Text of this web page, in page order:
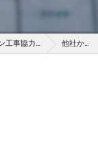
協力業者様募集 他社から移籍